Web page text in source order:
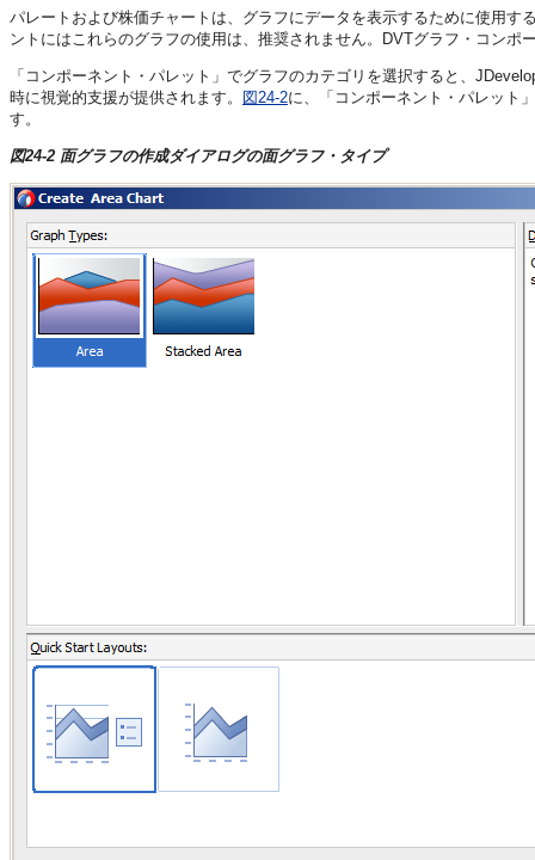
パレートおよび株価チャートは、グラフにデータを表示するために使用
ントにはこれらのグラフの使用は、推奨されません。DVTグラフ・コンポ
「コンポーネント・パレット」でグラフのカテゴリを選択すると、
時に視覚的支援が提供されます。 図24-2に、「コンポーネント・パレット
す。
図24-2 面グラフの作成ダイアログの面グラフ・タイプ